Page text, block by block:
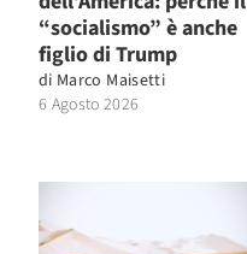
“socialismo” è anche
figlio di Trump
di Marco Maisetti
6 Agosto 2026